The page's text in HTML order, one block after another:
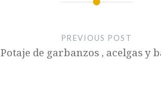
PREVIOUS POST
Potaje de garbanzos , acelgas y